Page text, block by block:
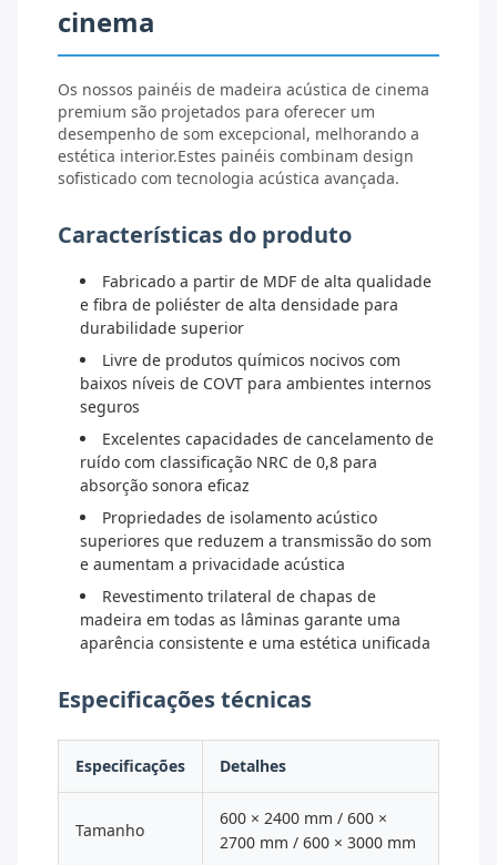
cinema
Os nossos painéis de madeira acústica de cinema
premium são projetados para oferecer um
desempenho de som excepcional, melhorando a
estética interior.Estes painéis combinam design
sofisticado com tecnologia acústica avançada.
Características do produto
Fabricado a partir de MDF de alta qualidade
e fibra de poliéster de alta densidade para
durabilidade superior
Livre de produtos químicos nocivos com
baixos níveis de COVT para ambientes internos
seguros
Excelentes capacidades de cancelamento de
ruído com classificação NRC de 0,8 para
absorção sonora eficaz
Propriedades de isolamento acústico
superiores que reduzem a transmissão do som
e aumentam a privacidade acústica
Revestimento trilateral de chapas de
madeira em todas as lâminas garante uma
aparência consistente e uma estética unificada
Especificações técnicas
Especificações Detalhes
Tamanho
600 × 2400 mm / 600 ×
2700 mm / 600 × 3000 mm